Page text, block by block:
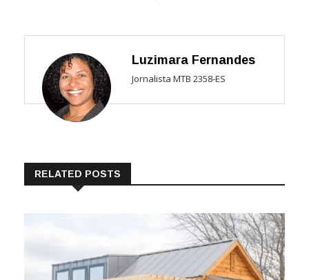
Luzimara Fernandes
Jornalista MTB 2358-ES
RELATED POSTS